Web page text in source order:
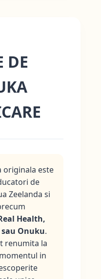
DE
originala este
de
Zeelanda si
Health,
Onuku.
renumita la
in